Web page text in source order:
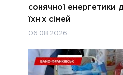
сонячної енергетики
їхніх сімей
06.08.2026